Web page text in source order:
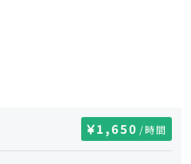
1,650 /時間